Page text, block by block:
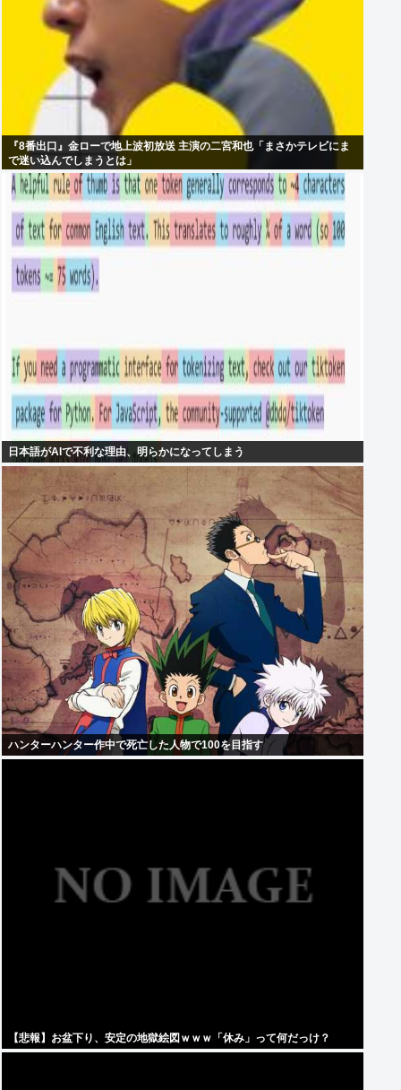
『8番出口』金ローで地上波初放送 主演の二宮和也「まさかテレビにま
で迷い込んでしまうとは」
日本語がAIで不利な理由、明らかになってしまう
ハンターハンター作中で死亡した人物で100を目指す
【悲報】お盆下り、安定の地獄絵図ｗｗｗ「休み」って何だっけ？